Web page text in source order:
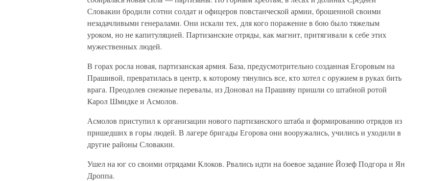
Словакии бродили сотни солдат и офицеров повстанческой армии, брошенной своими
незадачливыми генералами. Они искали тех, для кого поражение в бою было тяжелым
уроком, но не капитуляцией. Партизанские отряды, как магнит, притягивали к себе этих
мужественных людей.
В горах росла новая, партизанская армия. База, предусмотрительно созданная Егоровым на
Прашивой, превратилась в центр, к которому тянулись все, кто хотел с оружием в руках бить
врага. Преодолев снежные перевалы, из Доновал на Прашиву пришли со штабной ротой
Карол Шмидке и Асмолов.
Асмолов приступил к организации нового партизанского штаба и формированию отрядов из
пришедших в горы людей. В лагере бригады Егорова они вооружались, учились и уходили в
другие районы Словакии.
Ушел на юг со своими отрядами Клоков. Рвались идти на боевое задание Йозеф Подгора и Ян
Дроппа.